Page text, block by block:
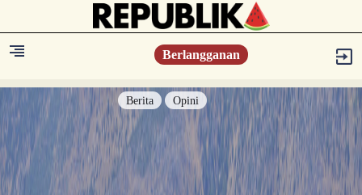
Berlangganan
Berita Opini
Berita